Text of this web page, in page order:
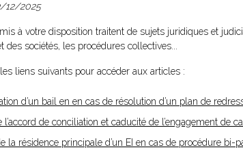
12/2025
mis à votre disposition traitent de sujets juridiques et
des sociétés, les procédures collectives...
liens suivants pour accéder aux articles :
d’un bail en en cas de résolution d’un plan de
l’accord de conciliation et caducité de l’engagement de
la résidence principale d’un EI en cas de procédure bi-